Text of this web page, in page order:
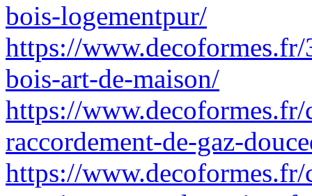
bois-logementpur/
https://
bois-art-de-maison/
https://www.decoformes.fr/
raccordement-de-gaz-
https://